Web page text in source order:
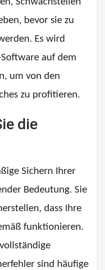
bevor sie zu
Es wird
auf dem
um von den
zu profitieren.
die
Sichern Ihrer
Bedeutung. Sie
dass Ihre
funktionieren.
sind häufige